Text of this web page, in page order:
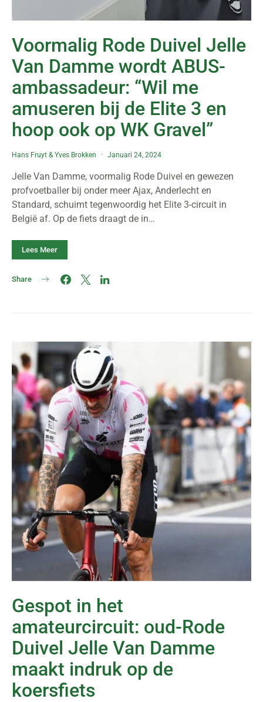
Voormalig Rode Duivel Jelle
Van Damme wordt ABUS-
ambassadeur: “Wil me
amuseren bij de Elite 3 en
hoop ook op WK Gravel”
Hans Fruyt &Yves Brokken Januari 24, 2024
Jelle Van Damme, voormalig Rode Duivel en gewezen
profvoetballer bij onder meer Ajax, Anderlecht en
Standard, schuimt tegenwoordig het Elite 3-circuit in
België af. Op de fiets draagt de in…
Lees Meer
Share
Gespot in het
amateurcircuit: oud-Rode
Duivel Jelle Van Damme
maakt indruk op de
koersfiets